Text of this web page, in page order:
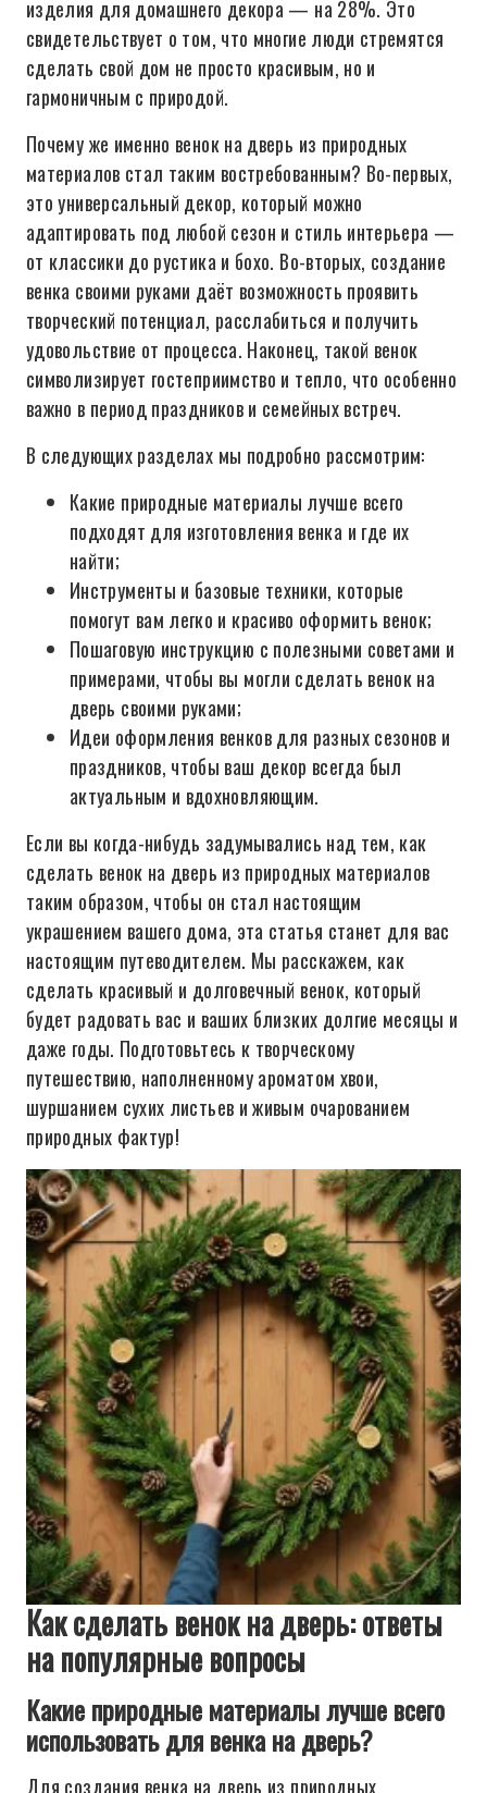
изделия для домашнего декора — на 28%. Это
свидетельствует о том, что многие люди стремятся
сделать свой дом не просто красивым, но и
гармоничным с природой.
Почему же именно венок на дверь из природных
материалов стал таким востребованным? Во-первых,
это универсальный декор, который можно
адаптировать под любой сезон и стиль интерьера —
от классики до рустика и бохо. Во-вторых, создание
венка своими руками даёт возможность проявить
творческий потенциал, расслабиться и получить
удовольствие от процесса. Наконец, такой венок
символизирует гостеприимство и тепло, что особенно
важно в период праздников и семейных встреч.
В следующих разделах мы подробно рассмотрим:
Какие природные материалы лучше всего
подходят для изготовления венка и где их
найти;
Инструменты и базовые техники, которые
помогут вам легко и красиво оформить венок;
Пошаговую инструкцию с полезными советами и
примерами, чтобы вы могли сделать венок на
дверь своими руками;
Идеи оформления венков для разных сезонов и
праздников, чтобы ваш декор всегда был
актуальным и вдохновляющим.
Если вы когда-нибудь задумывались над тем, как
сделать венок на дверь из природных материалов
таким образом, чтобы он стал настоящим
украшением вашего дома, эта статья станет для вас
настоящим путеводителем. Мы расскажем, как
сделать красивый и долговечный венок, который
будет радовать вас и ваших близких долгие месяцы и
даже годы. Подготовьтесь к творческому
путешествию, наполненному ароматом хвои,
шуршанием сухих листьев и живым очарованием
природных фактур!
Как сделать венок на дверь: ответы
на популярные вопросы
Какие природные материалы лучше всего
использовать для венка на дверь?
Для создания венка на дверь из природных